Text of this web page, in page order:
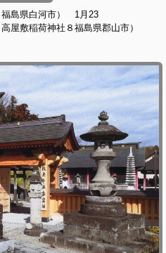
河市） 1月23
８福島県郡山市）